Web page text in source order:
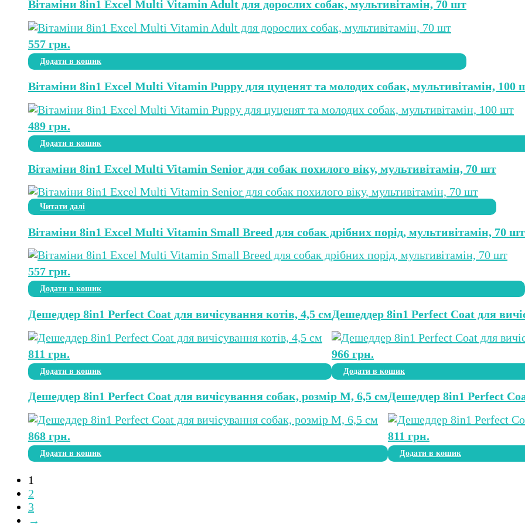
Вітаміни 8in1 Excel Multi Vitamin Adult для дорослих собак, мультивітамін, 70 шт
557 грн.
Додати в кошик
Вітаміни 8in1 Excel Multi Vitamin Puppy для цуценят та молодих собак, мультивітамін, 100
489 грн.
Додати в кошик
Вітаміни 8in1 Excel Multi Vitamin Senior для собак похилого віку, мультивітамін, 70 шт
Читати далі
Вітаміни 8in1 Excel Multi Vitamin Small Breed для собак дрібних порід, мультивітамін, 70 шт
557 грн.
Додати в кошик
Дешеддер 8in1 Perfect Coat для вичісування котів, 4,5 см
811 грн.
Додати в кошик
Дешеддер 8in1 Perfect Coat для
966 грн.
Додати в кошик
Дешеддер 8in1 Perfect Coat для вичісування собак, розмір M, 6,5 см
868 грн.
Додати в кошик
Дешеддер 8in1 Perfect
811 грн.
Додати в кошик
1
2
3
→